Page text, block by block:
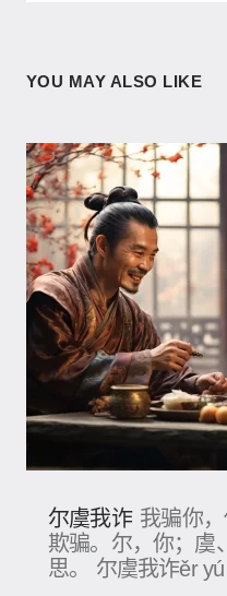
YOU MAY ALSO LIKE
尔虞我诈 我骗你
欺骗。尔，你；虞
思。 尔虞我诈ěr yú